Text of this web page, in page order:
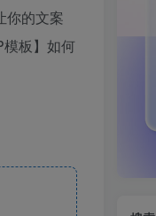
你的文案
板】如何